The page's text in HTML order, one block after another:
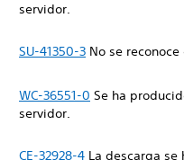
servidor.
SU-41350-3 No se
WC-36551-0 Se ha
servidor.
CE-32928-4 La descarga se